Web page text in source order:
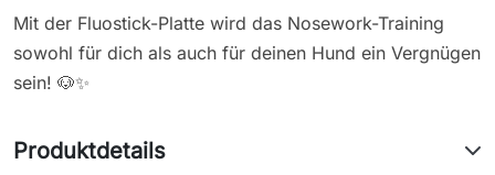
Mit der Fluostick-Platte wird das Nosework-Training
sowohl für dich als auch für deinen Hund ein Vergnügen
sein! 🐶✨
Produktdetails